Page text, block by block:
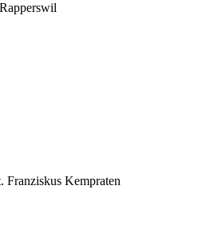
Franziskus Kempraten